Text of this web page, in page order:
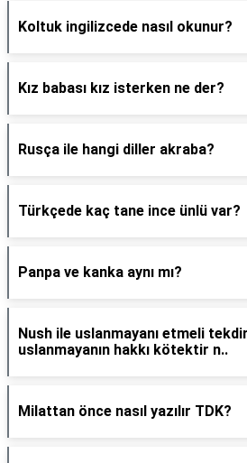
Koltuk ingilizcede nasıl okunur?
Kız babası kız isterken ne der?
Rusça ile hangi diller akraba?
Türkçede kaç tane ince ünlü var?
Panpa ve kanka aynı mı?
Nush ile uslanmayanı etmeli
uslanmayanın hakkı kötektir n..
Milattan önce nasıl yazılır TDK?